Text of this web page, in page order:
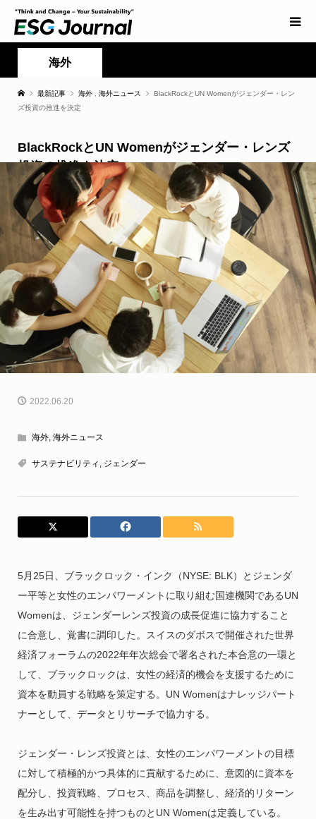
海外
最新記事 海外 海外ニュース
BlackRockとUN Womenがジェンダー・レン
ズ投資の推進を決定
BlackRockとUN Womenがジェンダー・レンズ
投資の推進を決定
2022.06.20
海外, 海外ニュース
サステナビリティ ジェンダー
5月25日、ブラックロック・インク（NYSE: BLK）とジェンダ
ー平等と女性のエンパワーメントに取り組む国連機関であるUN
Womenは、ジェンダーレンズ投資の成長促進に協力すること
に合意し、覚書に調印した。スイスのダボスで開催された世界
経済フォーラムの2022年年次総会で署名された本合意の一環と
して、ブラックロックは、女性の経済的機会を支援するために
資本を動員する戦略を策定する。UN Womenはナレッジパート
ナーとして、データとリサーチで協力する。
ジェンダー・レンズ投資とは、女性のエンパワーメントの目標
に対して積極的かつ具体的に貢献するために、意図的に資本を
配分し、投資戦略、プロセス、商品を調整し、経済的リターン
を生み出す可能性を持つものとUN Womenは定義している。